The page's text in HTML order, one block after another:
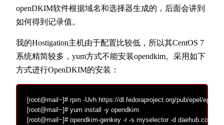
openDKIM软件根据域名和选择器生成的，后面会讲到
如何得到记录值。
我的Hostigation主机由于配置比较低，所以其CentOS 7
系统精简较多，yum方式不能安装opendkim。采用如下
方式进行OpenDKIM的安装：
[root@mail~]# rpm -Uvh https://dl.fedoraproject.org/pub/epel/epel-
[root@mail~]# yum install -y opendkim
[root@mail~]# opendkim-genkey -r -s myselector -d daehub.com